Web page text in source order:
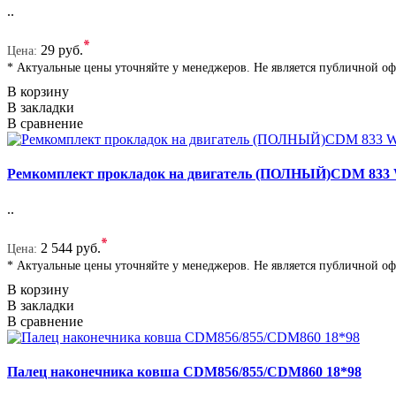
..
Цена: 29 руб.*
* Актуальные цены уточняйте у менеджеров. Не является публичной
В корзину
В закладки
В сравнение
Ремкомплект прокладок на двигатель (ПОЛНЫЙ)CDM 833
..
Цена: 2 544 руб.*
* Актуальные цены уточняйте у менеджеров. Не является публичной
В корзину
В закладки
В сравнение
Палец наконечника ковша CDM856/855/CDM860 18*98